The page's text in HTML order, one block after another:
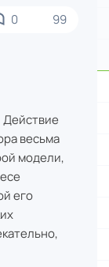
0 99
Действие
весьма
модели,
его